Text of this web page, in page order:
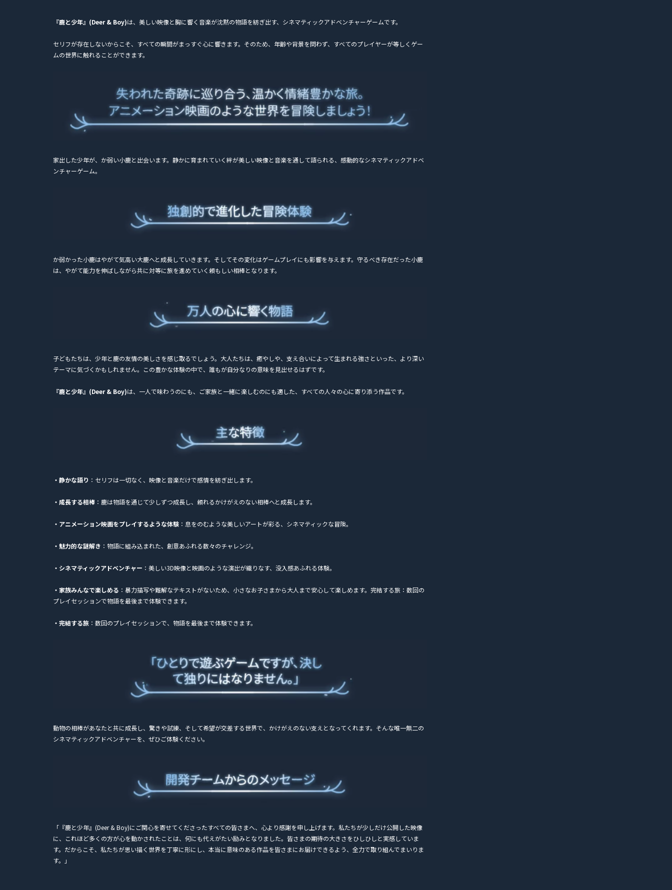
『鹿と少年』(Deer & Boy)は、美しい映像と胸に響く音楽が沈黙の物語を紡ぎ出す、シネマティックアドベンチャーゲームです。
セリフが存在しないからこそ、すべての瞬間がまっすぐ心に響きます。そのため、年齢や背景を問わず、すべてのプレイヤーが等しくゲー
ムの世界に触れることができます。
家出した少年が、か弱い小鹿と出会います。静かに育まれていく絆が美しい映像と音楽を通して語られる、感動的なシネマティックアドベ
ンチャーゲーム。
か弱かった小鹿はやがて気高い大鹿へと成長していきます。そしてその変化はゲームプレイにも影響を与えます。守るべき存在だった小鹿
は、やがて能力を伸ばしながら共に対等に旅を進めていく頼もしい相棒となります。
子どもたちは、少年と鹿の友情の美しさを感じ取るでしょう。大人たちは、癒やしや、支え合いによって生まれる強さといった、より深い
テーマに気づくかもしれません。この豊かな体験の中で、誰もが自分なりの意味を見出せるはずです。
『鹿と少年』(Deer & Boy)は、一人で味わうのにも、ご家族と一緒に楽しむのにも適した、すべての人々の心に寄り添う作品です。
・静かな語り ：セリフは一切なく、映像と音楽だけで感情を紡ぎ出します。
・成長する相棒 ：鹿は物語を通じて少しずつ成長し、頼れるかけがえのない相棒へと成長します。
・アニメーション映画をプレイするような体験 ：息をのむような美しいアートが彩る、シネマティックな冒険。
・魅力的な謎解き ：物語に組み込まれた、創意あふれる数々のチャレンジ。
・シネマティックアドベンチャー ：美しい3D映像と映画のような演出が織りなす、没入感あふれる体験。
・家族みんなで楽しめる ：暴力描写や難解なテキストがないため、小さなお子さまから大人まで安心して楽しめます。完結する旅：数回の
プレイセッションで物語を最後まで体験できます。
・完結する旅 ：数回のプレイセッションで、物語を最後まで体験できます。
動物の相棒があなたと共に成長し、驚きや試練、そして希望が交差する世界で、かけがえのない支えとなってくれます。そんな唯一無二の
シネマティックアドベンチャーを、ぜひご体験ください。
「『鹿と少年』(Deer & Boy)にご関心を寄せてくださったすべての皆さまへ、心より感謝を申し上げます。私たちが少しだけ公開した映像
に、これほど多くの方が心を動かされたことは、何にも代えがたい励みとなりました。皆さまの期待の大きさをひしひしと実感していま
す。だからこそ、私たちが思い描く世界を丁寧に形にし、本当に意味のある作品を皆さまにお届けできるよう、全力で取り組んでまいりま
す。」